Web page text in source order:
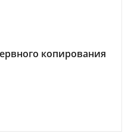
копирования